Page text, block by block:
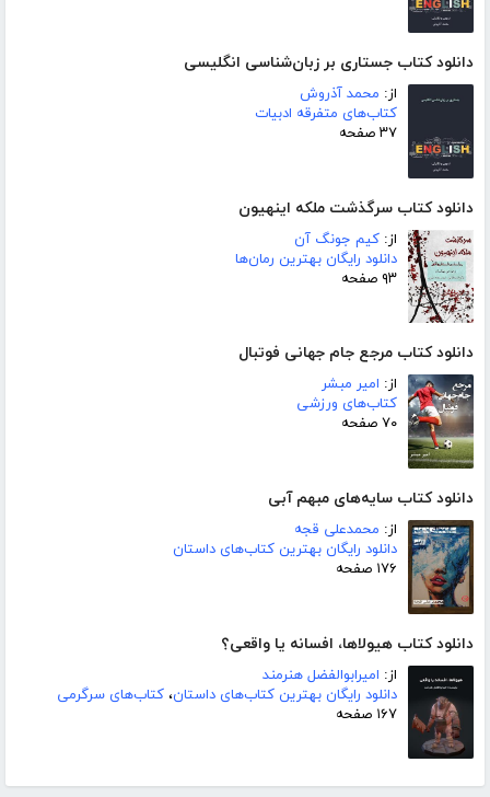
دانلود کتاب جستاری بر زبان‌شناسی انگلیسی
از: محمد آذروش
کتاب‌های متفرقه ادبیات
۳۷ صفحه
دانلود کتاب سرگذشت ملکه اینهیون
از: کیم جونگ آن
دانلود رایگان بهترین رمان‌ها
۹۳ صفحه
دانلود کتاب مرجع جام جهانی فوتبال
از: امیر مبشر
کتاب‌های ورزشی
۷۰ صفحه
دانلود کتاب سایه‌های مبهم آبی
از: محمدعلی قجه
دانلود رایگان بهترین کتاب‌های داستان
۱۷۶ صفحه
دانلود کتاب هیولاها، افسانه یا واقعی؟
از: امیرابوالفضل هنرمند
دانلود رایگان بهترین کتاب‌های داستان، کتاب‌های سرگرمی
۱۶۷ صفحه